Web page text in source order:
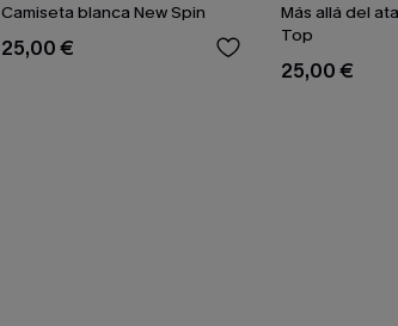
Camiseta blanca New Spin
25,00 €
Más allá del
Top
25,00 €